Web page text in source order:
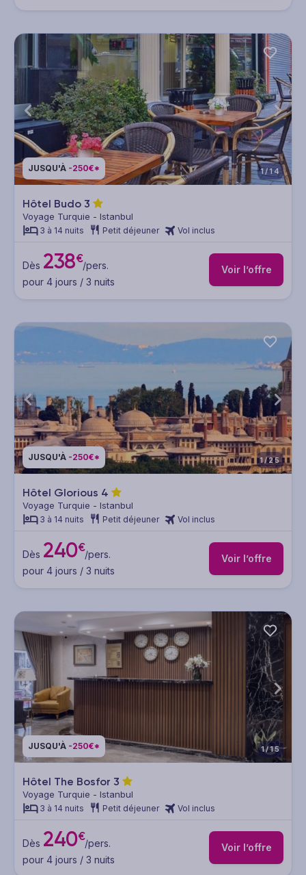
JUSQU'À -250€* 1/14
Hôtel Budo 3
Voyage Turquie - Istanbul
3 à 14 nuits Petit déjeuner Vol inclus
Dès 238€/pers.
pour 4 jours / 3 nuits
Voir l’offre
JUSQU'À -250€* 1/25
Hôtel Glorious 4
Voyage Turquie - Istanbul
3 à 14 nuits Petit déjeuner Vol inclus
Dès 240€/pers.
pour 4 jours / 3 nuits
Voir l’offre
JUSQU'À -250€* 1/15
Hôtel The Bosfor 3
Voyage Turquie - Istanbul
3 à 14 nuits Petit déjeuner Vol inclus
Dès 240€/pers.
pour 4 jours / 3 nuits
Voir l’offre